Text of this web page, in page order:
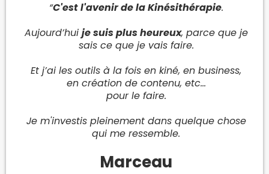
“C'est l'avenir de la Kinésithérapie.
Aujourd’hui je suis plus heureux, parce que je
sais ce que je vais faire.
Et j’ai les outils à la fois en kiné, en business,
en création de contenu, etc...
pour le faire.
Je m'investis pleinement dans quelque chose
qui me ressemble.
Marceau